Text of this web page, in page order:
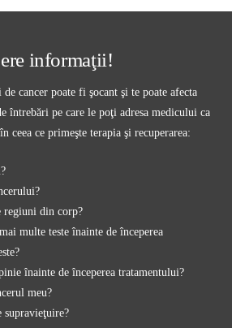
informaţii!
cancer poate fi şocant şi te poate afecta
întrebări pe care le poţi adresa medicului ca
ceea ce primeşte terapia şi recuperarea:
regiuni din corp?
multe teste înainte de începerea
înainte de începerea tratamentului?
meu?
supravieţuire?